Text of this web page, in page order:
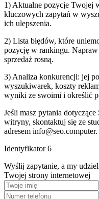
1) Aktualne pozycje Twojej
kluczowych zapytań w
ich ulepszenia.
2) Lista błędów, które
pozycję w rankingu.
sprzedaż rosną.
3) Analiza konkurencji: jej
wyszukiwarek, koszty
wyniki ze swoimi i określić
Jeśli masz pytania
witryny, skontaktuj się ze
adresem info@seo.computer.
Identyfikator 6
Wyślij zapytanie, a my
Twojej strony internetowej